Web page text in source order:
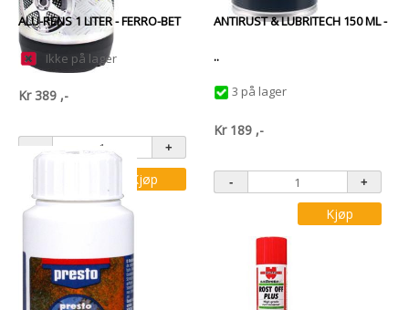
ALU-RENS 1 LITER - FERRO-BET
Ikke på lager
Kr389 ,-
Kjøp
ANTIRUST & LUBRITECH 150 ML -
..
3 på lager
Kr 189 ,-
Kjøp